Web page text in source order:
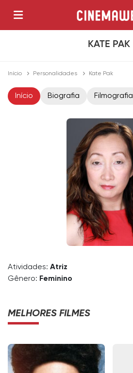
KATE PAK
Início Personalidades Kate Pak
Início Biografia Filmografia
Atividades: Atriz
Gênero: Feminino
MELHORES FILMES